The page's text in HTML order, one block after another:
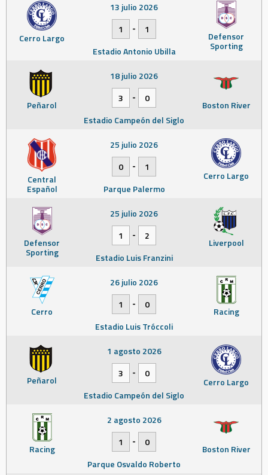
Cerro Largo Defensor
Sporting
13 julio 2026
1
-
1
Estadio Antonio Ubilla
Peñarol Boston River
18 julio 2026
3
-
0
Estadio Campeón del Siglo
Central
Español
Cerro Largo
25 julio 2026
0
-
1
Parque Palermo
Defensor
Sporting
Liverpool
25 julio 2026
1
-
2
Estadio Luis Franzini
Cerro Racing
26 julio 2026
1
-
0
Estadio Luis Tróccoli
Peñarol Cerro Largo
1 agosto 2026
3
-
0
Estadio Campeón del Siglo
Racing Boston River
2 agosto 2026
1
-
0
Parque Osvaldo Roberto